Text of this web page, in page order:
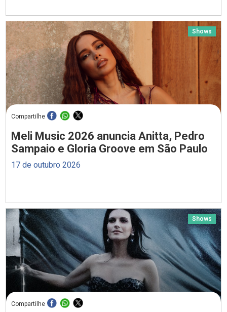
Shows
Compartilhe
Meli Music 2026 anuncia Anitta, Pedro
Sampaio e Gloria Groove em São Paulo
17 de outubro 2026
Shows
Compartilhe